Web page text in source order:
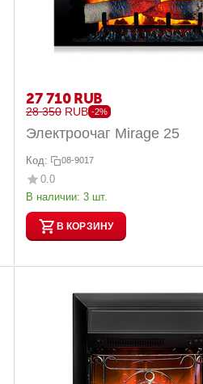
27 710 RUB
28 350 RUB -2%
Электроочаг Mirage 25
Код: 08-9017
0.0
В наличии: 3 шт.
В КОРЗИНУ